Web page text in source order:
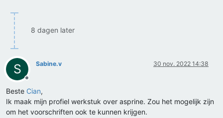
8 dagen later
S
Offline
Sabine.v 30 nov. 2022 14:38
Beste Cian,
Ik maak mijn profiel werkstuk over asprine. Zou het mogelijk zijn
om het voorschriften ook te kunnen krijgen.